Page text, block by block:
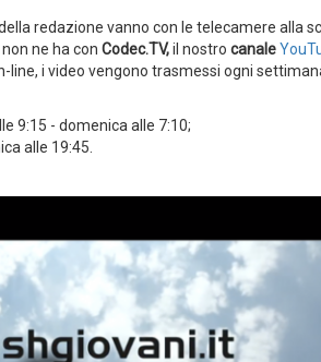
redazione vanno con le telecamere alla
ne ha con Codec.TV,il nostro canale
line, i video vengono trasmessi ogni
9:15 - domenica alle 7:10;
alle 19:45.